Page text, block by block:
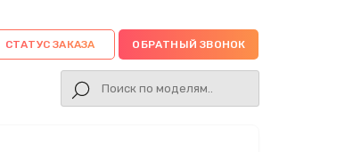
СТАТУС ЗАКАЗА ОБРАТНЫЙ ЗВОНОК